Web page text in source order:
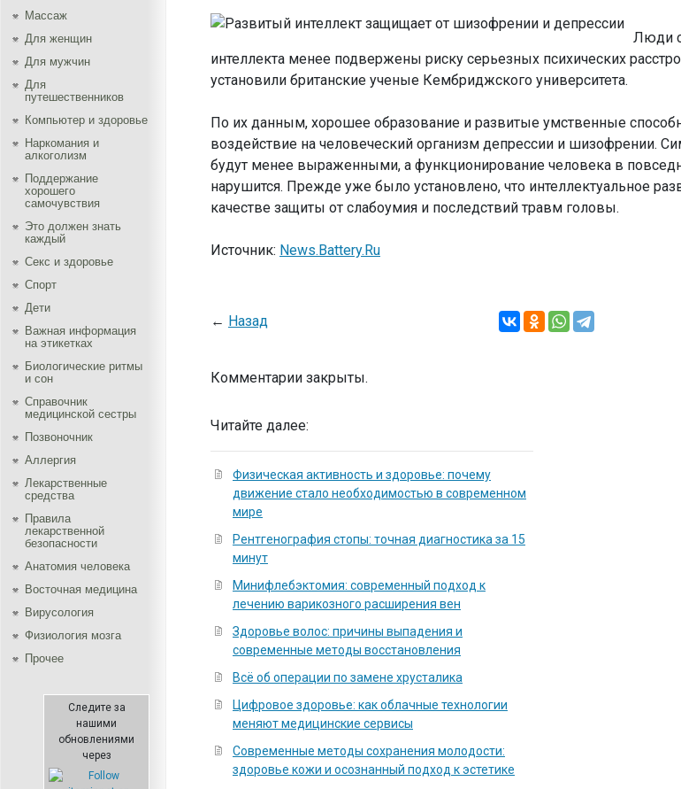
Массаж
Для женщин
Для мужчин
Для
путешественников
Компьютер и здоровье
Наркомания и
алкоголизм
Поддержание
хорошего
самочувствия
Это должен знать
каждый
Секс и здоровье
Спорт
Дети
Важная информация
на этикетках
Биологические ритмы
и сон
Справочник
медицинской сестры
Позвоночник
Аллергия
Лекарственные
средства
Правила
лекарственной
безопасности
Aнатомия человека
Восточная медицина
Вирусология
Физиология мозга
Прочее
Следите за
нашими
обновлениями
через
Люди
интеллекта менее подвержены риску серьезных психических
установили британские ученые Кембриджского университета.
По их данным, хорошее образование и развитые умственные
воздействие на человеческий организм депрессии и шизофрении.
будут менее выраженными, а функционирование человека в
нарушится. Прежде уже было установлено, что интеллектуальное
качестве защиты от слабоумия и последствий травм головы.
Источник: News.Battery.Ru
← Назад
Комментарии закрыты.
Читайте далее:
Физическая активность и здоровье: почему
движение стало необходимостью в современном
мире
Рентгенография стопы: точная диагностика за 15
минут
Минифлебэктомия: современный подход к
лечению варикозного расширения вен
Здоровье волос: причины выпадения и
современные методы восстановления
Всё об операции по замене хрусталика
Цифровое здоровье: как облачные технологии
меняют медицинские сервисы
Современные методы сохранения молодости:
здоровье кожи и осознанный подход к эстетике